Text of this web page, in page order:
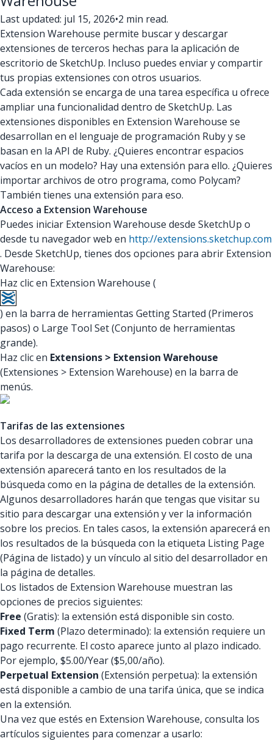
Last updated: jul 15, 2026•2 min read.
Extension Warehouse permite buscar y descargar
extensiones de terceros hechas para la aplicación de
escritorio de SketchUp. Incluso puedes enviar y compartir
tus propias extensiones con otros usuarios.
Cada extensión se encarga de una tarea específica u ofrece
ampliar una funcionalidad dentro de SketchUp. Las
extensiones disponibles en Extension Warehouse se
desarrollan en el lenguaje de programación Ruby y se
basan en la API de Ruby. ¿Quieres encontrar espacios
vacíos en un modelo? Hay una extensión para ello. ¿Quieres
importar archivos de otro programa, como Polycam?
También tienes una extensión para eso.
Acceso a Extension Warehouse
Puedes iniciar Extension Warehouse desde SketchUp o
desde tu navegador web en http://extensions.sketchup.com
. Desde SketchUp, tienes dos opciones para abrir Extension
Warehouse:
Haz clic en Extension Warehouse (
) en la barra de herramientas Getting Started (Primeros
pasos) o Large Tool Set (Conjunto de herramientas
grande).
Haz clic en Extensions > Extension Warehouse
(Extensiones > Extension Warehouse) en la barra de
menús.
Tarifas de las extensiones
Los desarrolladores de extensiones pueden cobrar una
tarifa por la descarga de una extensión. El costo de una
extensión aparecerá tanto en los resultados de la
búsqueda como en la página de detalles de la extensión.
Algunos desarrolladores harán que tengas que visitar su
sitio para descargar una extensión y ver la información
sobre los precios. En tales casos, la extensión aparecerá en
los resultados de la búsqueda con la etiqueta Listing Page
(Página de listado) y un vínculo al sitio del desarrollador en
la página de detalles.
Los listados de Extension Warehouse muestran las
opciones de precios siguientes:
Free (Gratis): la extensión está disponible sin costo.
Fixed Term (Plazo determinado): la extensión requiere un
pago recurrente. El costo aparece junto al plazo indicado.
Por ejemplo, $5.00/Year ($5,00/año).
Perpetual Extension (Extensión perpetua): la extensión
está disponible a cambio de una tarifa única, que se indica
en la extensión.
Una vez que estés en Extension Warehouse, consulta los
artículos siguientes para comenzar a usarlo: